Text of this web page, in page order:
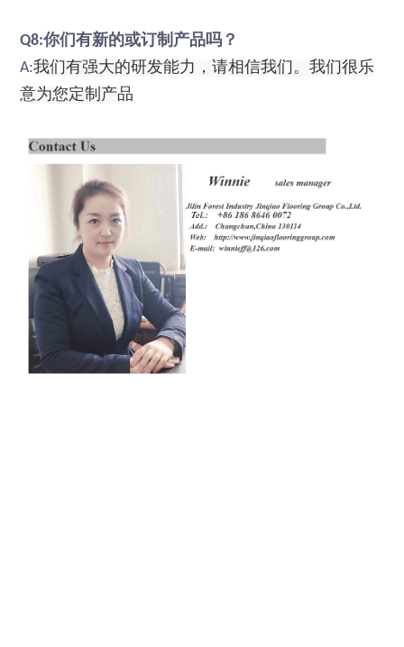
Q8:你们有新的或订制产品吗？
A:我们有强大的研发能力，请相信我们。我们很乐
意为您定制产品